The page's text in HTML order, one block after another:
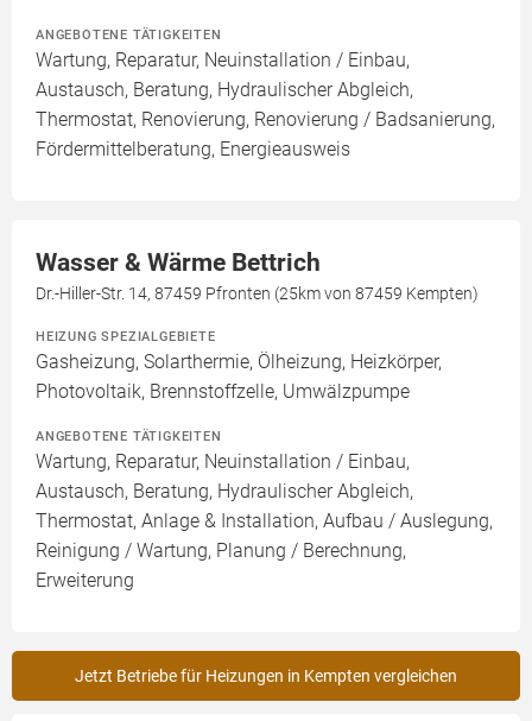
ANGEBOTENE TÄTIGKEITEN
Wartung, Reparatur, Neuinstallation / Einbau,
Austausch, Beratung, Hydraulischer Abgleich,
Thermostat, Renovierung, Renovierung / Badsanierung,
Fördermittelberatung, Energieausweis
Wasser & Wärme Bettrich
Dr.-Hiller-Str. 14, 87459 Pfronten (25km von 87459 Kempten)
HEIZUNG SPEZIALGEBIETE
Gasheizung, Solarthermie, Ölheizung, Heizkörper,
Photovoltaik, Brennstoffzelle, Umwälzpumpe
ANGEBOTENE TÄTIGKEITEN
Wartung, Reparatur, Neuinstallation / Einbau,
Austausch, Beratung, Hydraulischer Abgleich,
Thermostat, Anlage & Installation, Aufbau / Auslegung,
Reinigung / Wartung, Planung / Berechnung,
Erweiterung
Jetzt Betriebe für Heizungen in Kempten vergleichen